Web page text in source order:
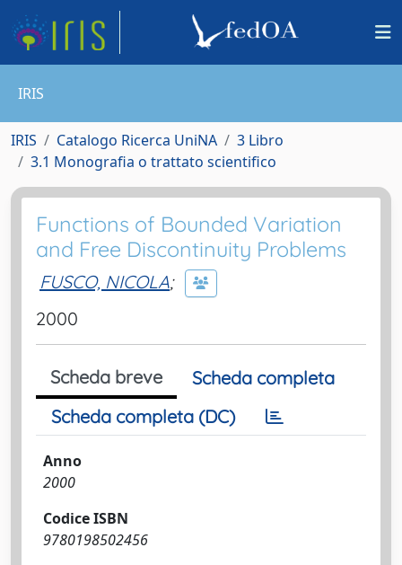
IRIS
IRIS Catalogo Ricerca UniNA
3 Libro
3.1 Monografia o trattato scientifico
Functions of Bounded Variation
and Free Discontinuity Problems
FUSCO, NICOLA;
2000
Scheda breve
Scheda completa
Scheda completa (DC)
Anno
2000
Codice ISBN
9780198502456